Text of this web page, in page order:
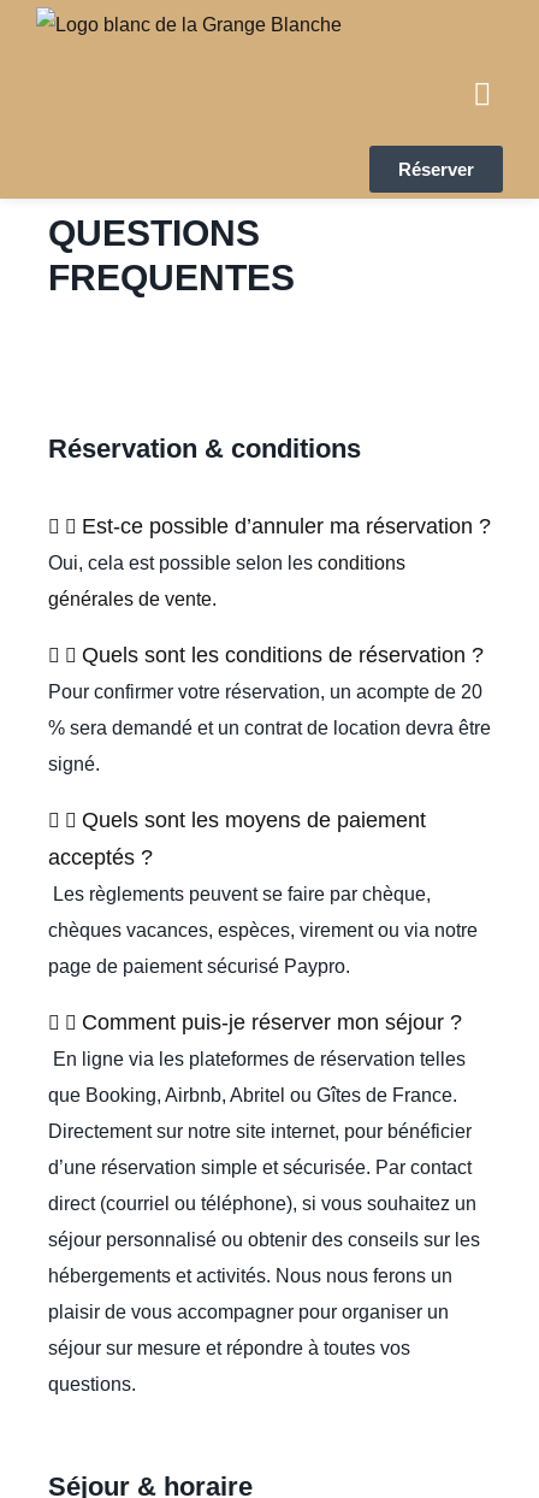
Réserver
QUESTIONS
FREQUENTES
Réservation & conditions
Est-ce possible d’annuler ma réservation ?
Oui, cela est possible selon les conditions
générales de vente.
Quels sont les conditions de réservation ?
Pour confirmer votre réservation, un acompte de 20
% sera demandé et un contrat de location devra être
signé.
Quels sont les moyens de paiement
acceptés ?
Les règlements peuvent se faire par chèque,
chèques vacances, espèces, virement ou via notre
page de paiement sécurisé Paypro.
Comment puis-je réserver mon séjour ?
En ligne via les plateformes de réservation telles
que Booking, Airbnb, Abritel ou Gîtes de France.
Directement sur notre site internet, pour bénéficier
d’une réservation simple et sécurisée. Par contact
direct (courriel ou téléphone), si vous souhaitez un
séjour personnalisé ou obtenir des conseils sur les
hébergements et activités. Nous nous ferons un
plaisir de vous accompagner pour organiser un
séjour sur mesure et répondre à toutes vos
questions.
Séjour & horaire